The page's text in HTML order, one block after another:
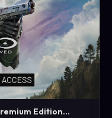
Edition...